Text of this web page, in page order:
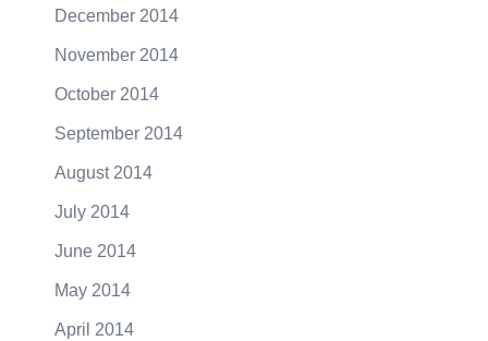
December 2014
November 2014
October 2014
September 2014
August 2014
July 2014
June 2014
May 2014
April 2014